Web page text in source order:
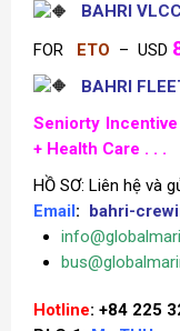
BAHRI
FOR
ETO – USD
BAHRI
Seniorty Incentive
+ Health Care . . .
HỒ SƠ: Liên hệ và
Email: bahri-
Hotline: +84 225